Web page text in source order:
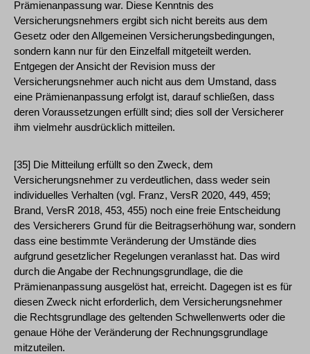
Prämienanpassung war. Diese Kenntnis des
Versicherungsnehmers ergibt sich nicht bereits aus dem
Gesetz oder den Allgemeinen Versicherungsbedingungen,
sondern kann nur für den Einzelfall mitgeteilt werden.
Entgegen der Ansicht der Revision muss der
Versicherungsnehmer auch nicht aus dem Umstand, dass
eine Prämienanpassung erfolgt ist, darauf schließen, dass
deren Voraussetzungen erfüllt sind; dies soll der Versicherer
ihm vielmehr ausdrücklich mitteilen.
[35] Die Mitteilung erfüllt so den Zweck, dem
Versicherungsnehmer zu verdeutlichen, dass weder sein
individuelles Verhalten (vgl. Franz, VersR 2020, 449, 459;
Brand, VersR 2018, 453, 455) noch eine freie Entscheidung
des Versicherers Grund für die Beitragserhöhung war, sondern
dass eine bestimmte Veränderung der Umstände dies
aufgrund gesetzlicher Regelungen veranlasst hat. Das wird
durch die Angabe der Rechnungsgrundlage, die die
Prämienanpassung ausgelöst hat, erreicht. Dagegen ist es für
diesen Zweck nicht erforderlich, dem Versicherungsnehmer
die Rechtsgrundlage des geltenden Schwellenwerts oder die
genaue Höhe der Veränderung der Rechnungsgrundlage
mitzuteilen.